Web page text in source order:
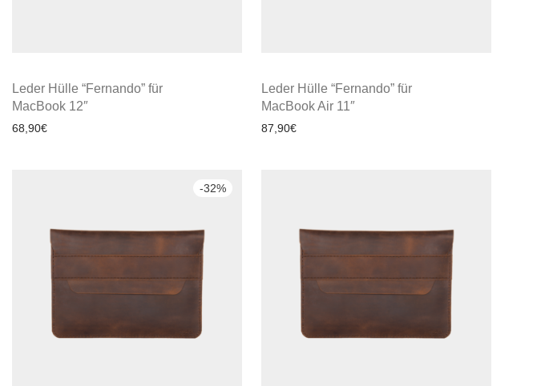
Leder Hülle “Fernando” für
MacBook 12″
68,90€
Leder Hülle “Fernando” für
MacBook Air 11″
87,90€
-32%